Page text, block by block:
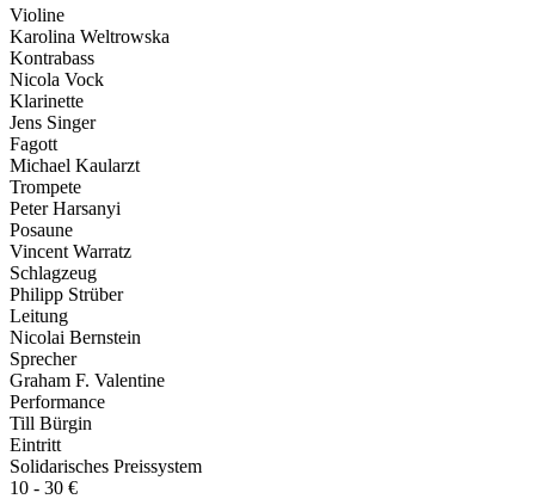
Violine
Karolina Weltrowska
Kontrabass
Nicola Vock
Klarinette
Jens Singer
Fagott
Michael Kaularzt
Trompete
Peter Harsanyi
Posaune
Vincent Warratz
Schlagzeug
Philipp Strüber
Leitung
Nicolai Bernstein
Sprecher
Graham F. Valentine
Performance
Till Bürgin
Eintritt
Solidarisches Preissystem
10 - 30 €